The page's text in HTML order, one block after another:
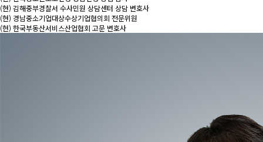
(현) 김해중부경찰서 수사민원 상담센터 상담 변호사
(현) 경남중소기업대상수상기업협의회 전문위원
(현) 한국부동산서비스산업협회 고문 변호사